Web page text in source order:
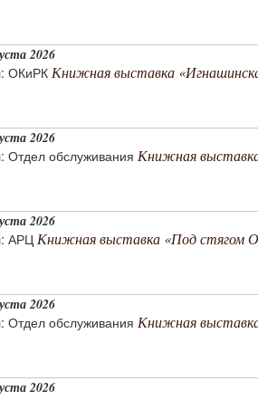
2026
ОКиРК Книжная выставка
2026
Отдел обслуживания Книжная
2026
АРЦ Книжная выставка «Под стягом
2026
Отдел обслуживания Книжная
2026